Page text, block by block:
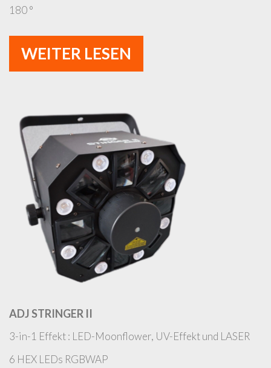
180 °
WEITER LESEN
ADJ STRINGER II
3-in-1 Effekt : LED-Moonflower, UV-Effekt und LASER
6 HEX LEDs RGBWAP